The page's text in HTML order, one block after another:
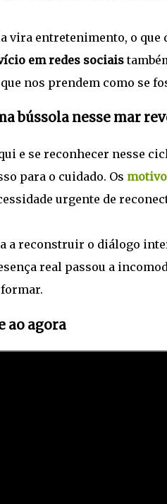
vira entretenimento, o
em redes sociais
nos prendem como se
bússola nesse mar
e se reconhecer nesse
para o cuidado. Os
urgente de
a reconstruir o diálogo
real passou a
ao agora